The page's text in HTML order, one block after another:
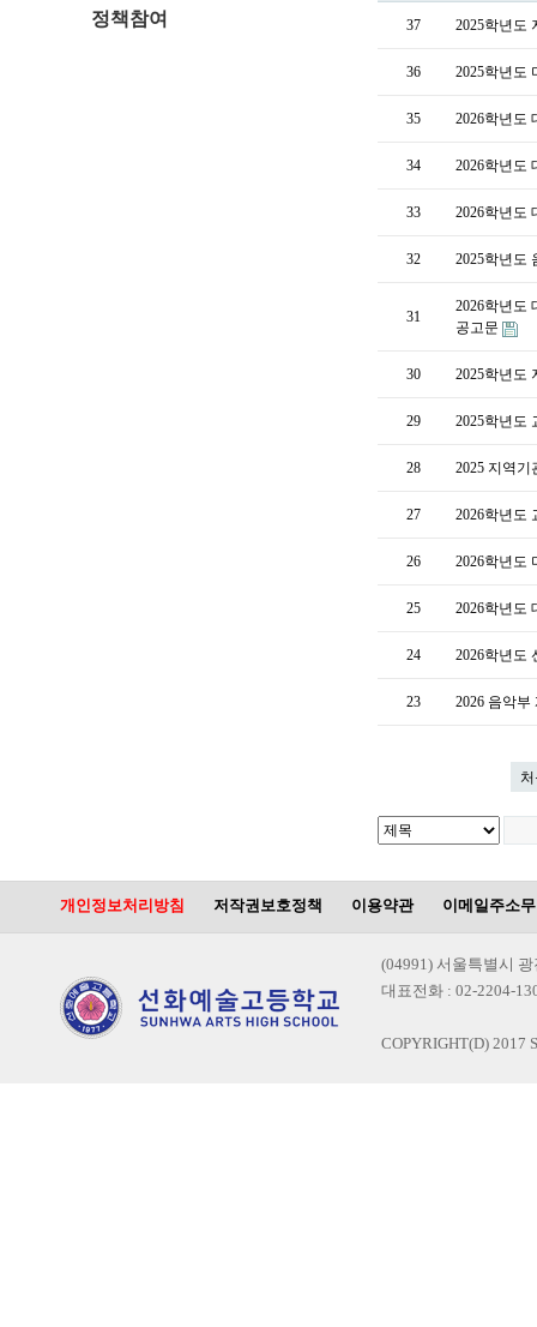
정책참여 37 2025학년도
36 2025학년도
35 2026학년도
34 2026학년도
33 2026학년도
32 2025학년도
31
2026학년도
공고문
30 2025학년도
29 2025학년도
28 2025 지역
27 2026학년도
26 2026학년도
25 2026학년도
24 2026학년도
23 2026 음악
개인정보처리방침 저작권보호정책 이용약관 이메일주소
(04991) 서울특별시
대표전화 : 02-2204-
COPYRIGHT(D) 2017